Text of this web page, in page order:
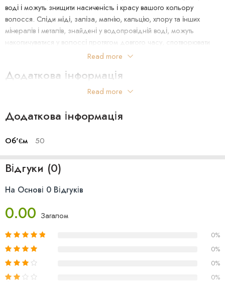
воді і можуть знищити насиченість і красу вашого кольору
волосся. Сліди міді, заліза, магнію, кальцію, хлору та інших
мінералів і металів, знайдені у водопровідній воді, можуть
накопичуватися у волоссі протягом довгого часу, спотворювати
його колір, надаючи небажані відтінки жовтизни, мідного,
насолоджуватиметеся улюбленим відтінком фарбованого
Особливості Color Wow Dream Filter Pre-Shampoo Mineral
Remover:
– для домашнього і професійного застосування;
яскравіше, об’єм виразніше, а світлі, попелясті і білі відтінки світліше
– додає локонам відтінку брюнет насичений колір;
– видаляє небажані мінерали з волосяного стрижня, щоб зберегти
Read more
Додаткова інформація
Об'єм:50 мл Краіна виробник:USA
Read more
Додаткова інформація
Об'єм 50
Відгуки (0)
На Основі 0 Відгуків
0.00 Загалом
0%
0%
0%
0%